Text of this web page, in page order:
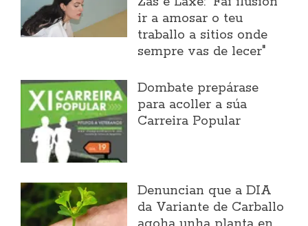
ir a amosar o teu
traballo a sitios onde
sempre vas de lecer"
Dombate prepárase
para acoller a súa
Carreira Popular
Denuncian que a DIA
da Variante de Carballo